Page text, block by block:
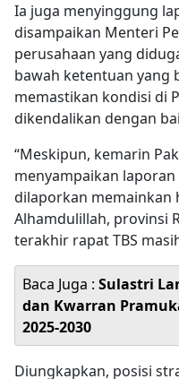
Ia juga menyinggung
disampaikan Menteri
perusahaan yang
bawah ketentuan yang
memastikan kondisi di
dikendalikan dengan
“Meskipun, kemarin
menyampaikan
dilaporkan memainkan
Alhamdulillah, provinsi
terakhir rapat TBS
Baca Juga : Sulastri
dan Kwarran
2025-2030
Diungkapkan, posisi